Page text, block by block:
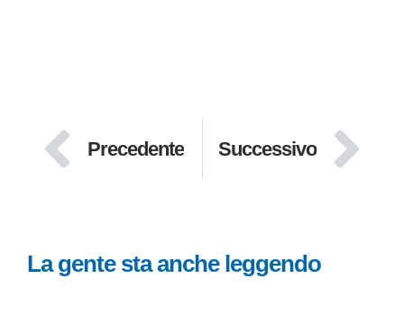
Precedente Successivo
La gente sta anche leggendo